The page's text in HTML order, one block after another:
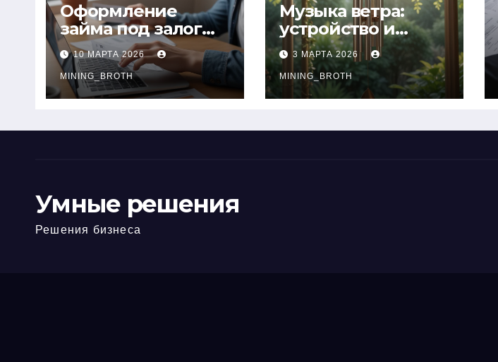
Оформление
займа под залог
ПТС онлайн на
карту без визита в
офис: порядок,
требования и
10 МАРТА 2026
MINING_BROTH
Музыка ветра:
устройство и
принципы
звучания
колокольчиков
3 МАРТА 2026
MINING_BROTH
Умные решения
Решения бизнеса